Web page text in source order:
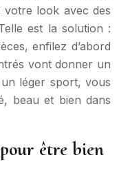
look avec des
est la solution :
enfilez d’abord
vont donner un
léger sport, vous
beau et bien dans
être bien